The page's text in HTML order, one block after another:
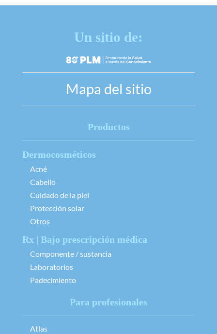
Un sitio de:
Mapa del sitio
Productos
Dermocosméticos
Acné
Cabello
Cuidado de la piel
Protección solar
Otros
Rx | Bajo prescripción médica
Componente / sustancia
Laboratorios
Padecimiento
Para profesionales
Atlas